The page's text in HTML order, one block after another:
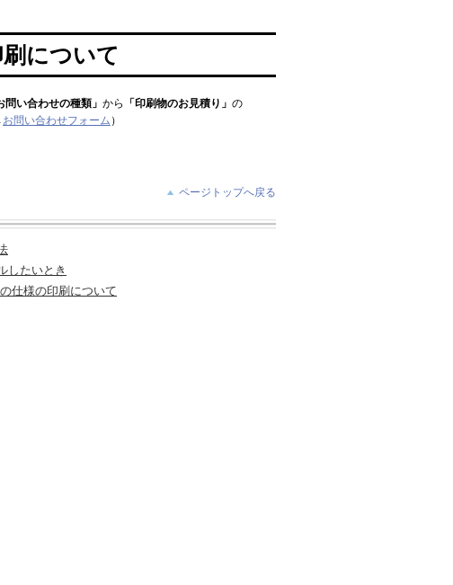
について
問い合わせの種類」 から 「印刷物のお見積り」 の
お問い合わせフォーム ）
ページトップへ戻る
したいとき
仕様の印刷について